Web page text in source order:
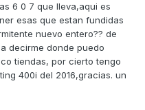
6 0 7 que lleva,aqui es
esas que estan fundidas
nuevo entero?? de
decirme donde puedo
tiendas, por cierto tengo
400i del 2016,gracias. un